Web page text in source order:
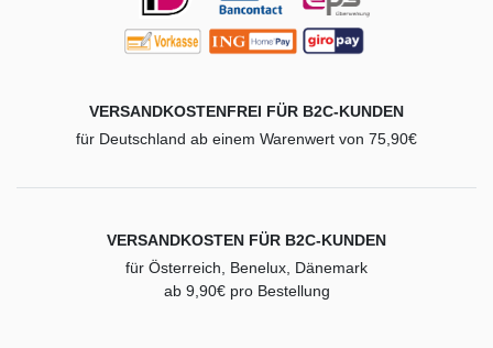
VERSANDKOSTENFREI FÜR B2C-KUNDEN
für Deutschland ab einem Warenwert von 75,90€
VERSANDKOSTEN FÜR B2C-KUNDEN
für Österreich, Benelux, Dänemark
ab 9,90€ pro Bestellung